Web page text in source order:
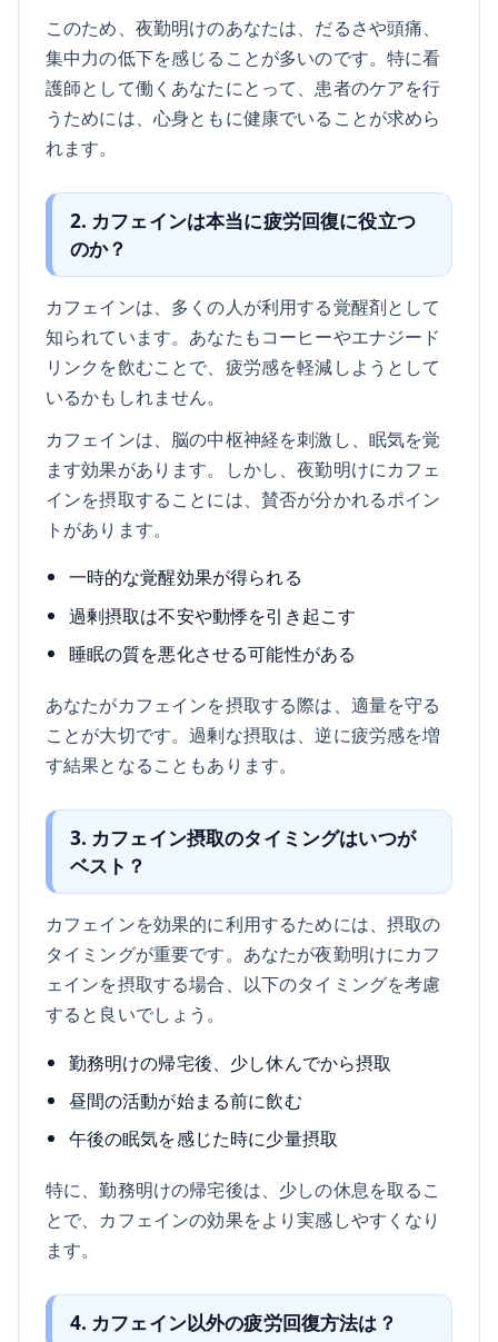
このため、夜勤明けのあなたは、だるさや頭痛、
集中力の低下を感じることが多いのです。特に看
護師として働くあなたにとって、患者のケアを行
うためには、心身ともに健康でいることが求めら
れます。
2. カフェインは本当に疲労回復に役立つ
のか？
カフェインは、多くの人が利用する覚醒剤として
知られています。あなたもコーヒーやエナジード
リンクを飲むことで、疲労感を軽減しようとして
いるかもしれません。
カフェインは、脳の中枢神経を刺激し、眠気を覚
ます効果があります。しかし、夜勤明けにカフェ
インを摂取することには、賛否が分かれるポイン
トがあります。
一時的な覚醒効果が得られる
過剰摂取は不安や動悸を引き起こす
睡眠の質を悪化させる可能性がある
あなたがカフェインを摂取する際は、適量を守る
ことが大切です。過剰な摂取は、逆に疲労感を増
す結果となることもあります。
3. カフェイン摂取のタイミングはいつが
ベスト？
カフェインを効果的に利用するためには、摂取の
タイミングが重要です。あなたが夜勤明けにカフ
ェインを摂取する場合、以下のタイミングを考慮
すると良いでしょう。
勤務明けの帰宅後、少し休んでから摂取
昼間の活動が始まる前に飲む
午後の眠気を感じた時に少量摂取
特に、勤務明けの帰宅後は、少しの休息を取るこ
とで、カフェインの効果をより実感しやすくなり
ます。
4. カフェイン以外の疲労回復方法は？